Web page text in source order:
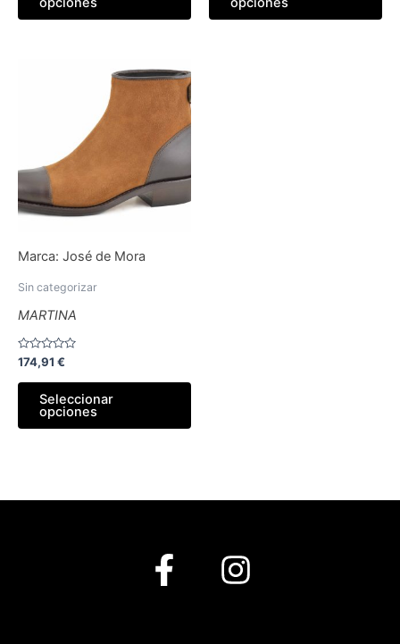
Marca: José de Mora
Sin categorizar
MARTINA
Valorado
con
0
174,91 €
Seleccionar
opciones
Este
producto
tiene
Las
opciones
F
I